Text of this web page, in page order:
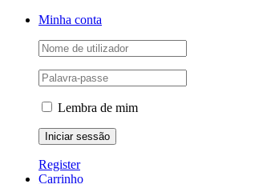
Skip
Facebook
Instagram
YouTubeMinha conta
Lembra de mim
Register
Carrinho